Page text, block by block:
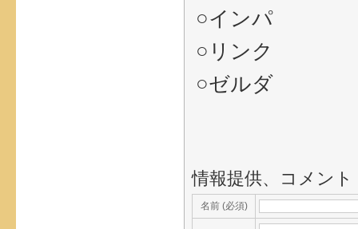
○インパ
○リンク
○ゼルダ
情報提供、コメント
名前 (必須)